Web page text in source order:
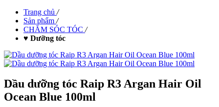
Trang chủ /
Sản phẩm /
CHĂM SÓC TÓC /
♥ Dưỡng tóc
Dầu dưỡng tóc Raip R3 Argan Hair Oil
Ocean Blue 100ml